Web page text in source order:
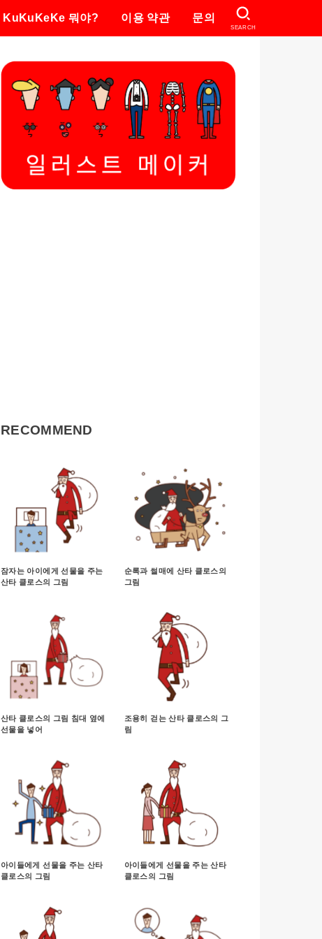
KuKuKeKe 뭐야? 이용 약관 문의
SEARCH
RECOMMEND
잠자는 아이에게 선물을 주는
산타 클로스의 그림
순록과 썰매에 산타 클로스의
그림
산타 클로스의 그림 침대 옆에
선물을 넣어
조용히 걷는 산타 클로스의 그
림
아이들에게 선물을 주는 산타
클로스의 그림
아이들에게 선물을 주는 산타
클로스의 그림